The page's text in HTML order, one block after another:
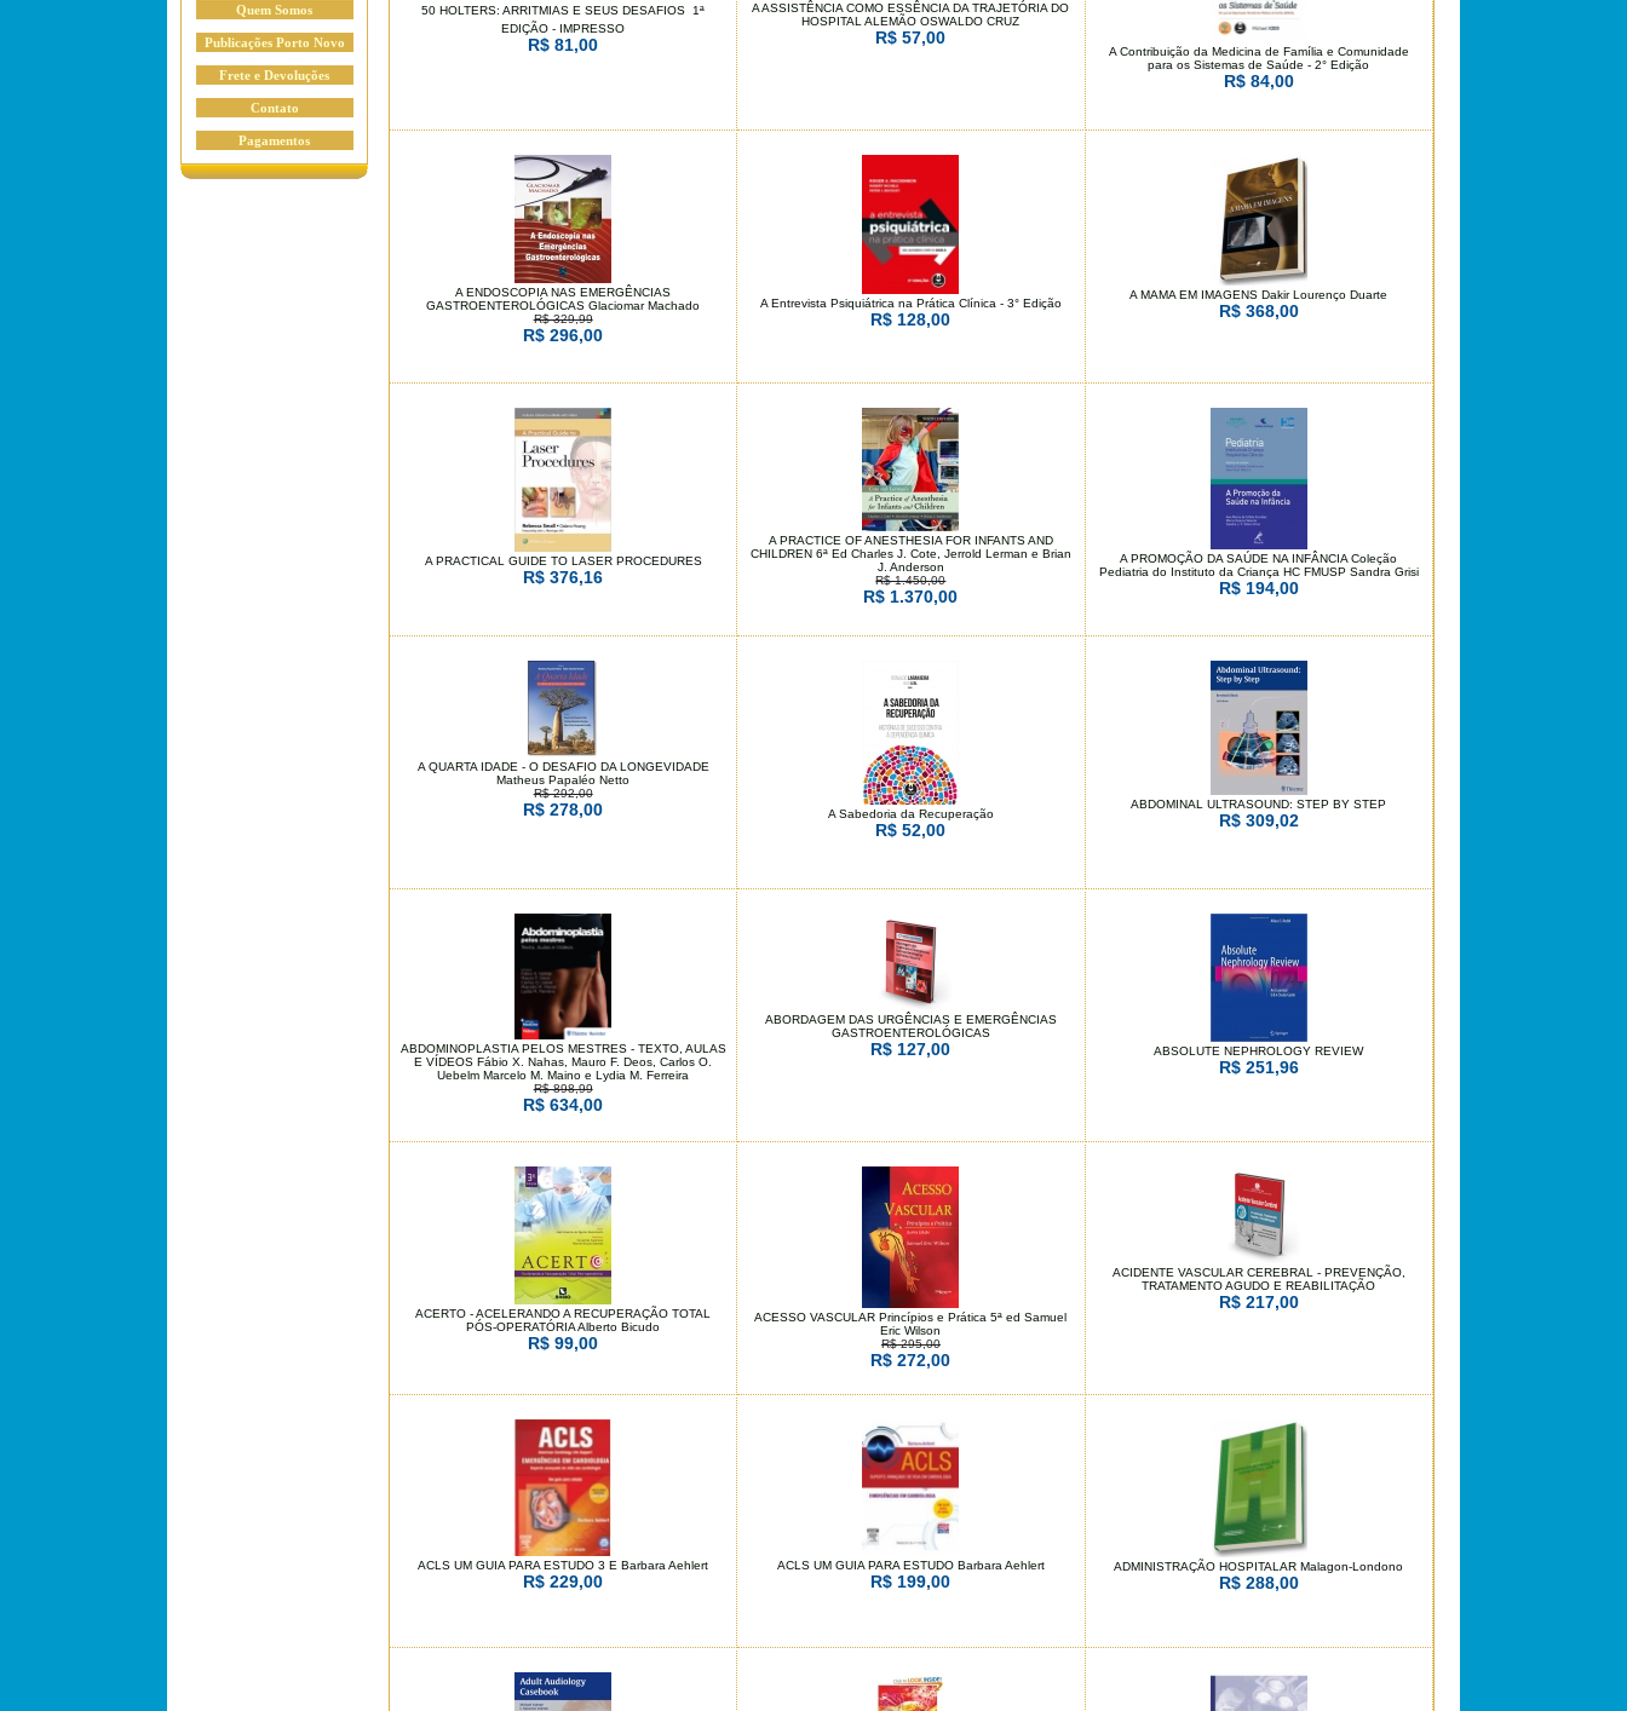
Quem Somos
Publicações Porto Novo
Frete e Devoluções
Contato
Pagamentos
50 HOLTERS: ARRITMIAS E SEUS DESAFIOS  1ª
EDIÇÃO - IMPRESSO
R$ 81,00
A ASSISTÊNCIA COMO ESSÊNCIA DA TRAJETÓRIA DO
HOSPITAL ALEMÃO OSWALDO CRUZ
R$ 57,00
A Contribuição da Medicina de Família e Comunidade
para os Sistemas de Saúde - 2° Edição
R$ 84,00
A ENDOSCOPIA NAS EMERGÊNCIAS
GASTROENTEROLÓGICAS Glaciomar Machado
R$ 329,99
R$ 296,00
A Entrevista Psiquiátrica na Prática Clínica - 3° Edição
R$ 128,00
A MAMA EM IMAGENS Dakir Lourenço Duarte
R$ 368,00
A PRACTICAL GUIDE TO LASER PROCEDURES
R$ 376,16
A PRACTICE OF ANESTHESIA FOR INFANTS AND
CHILDREN 6ª Ed Charles J. Cote, Jerrold Lerman e Brian
J. Anderson
R$ 1.450,00
R$ 1.370,00
A PROMOÇÃO DA SAÚDE NA INFÂNCIA Coleção
Pediatria do Instituto da Criança HC FMUSP Sandra Grisi
R$ 194,00
A QUARTA IDADE - O DESAFIO DA LONGEVIDADE
Matheus Papaléo Netto
R$ 292,00
R$ 278,00 A Sabedoria da Recuperação
R$ 52,00
ABDOMINAL ULTRASOUND: STEP BY STEP
R$ 309,02
ABDOMINOPLASTIA PELOS MESTRES - TEXTO, AULAS
E VÍDEOS Fábio X. Nahas, Mauro F. Deos, Carlos O.
Uebelm Marcelo M. Maino e Lydia M. Ferreira
R$ 898,99
R$ 634,00
ABORDAGEM DAS URGÊNCIAS E EMERGÊNCIAS
GASTROENTEROLÓGICAS
R$ 127,00 ABSOLUTE NEPHROLOGY REVIEW
R$ 251,96
ACERTO - ACELERANDO A RECUPERAÇÃO TOTAL
PÓS-OPERATÓRIA Alberto Bicudo
R$ 99,00
ACESSO VASCULAR Princípios e Prática 5ª ed Samuel
Eric Wilson
R$ 295,00
R$ 272,00
ACIDENTE VASCULAR CEREBRAL - PREVENÇÃO,
TRATAMENTO AGUDO E REABILITAÇÃO
R$ 217,00
ACLS UM GUIA PARA ESTUDO 3 E Barbara Aehlert
R$ 229,00
ACLS UM GUIA PARA ESTUDO Barbara Aehlert
R$ 199,00
ADMINISTRAÇÃO HOSPITALAR Malagon-Londono
R$ 288,00